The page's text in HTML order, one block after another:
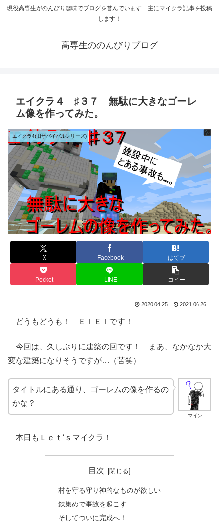
現役高専生がのんびり趣味でブログを営んでいます 主にマイクラ記事を投稿
します！
高専生ののんびりブログ
エイクラ４ ♯３７ 無駄に大きなゴーレ
ム像を作ってみた。
エイクラ4(旧サバイバルシリーズ)
X Facebook はてブ
Pocket LINE コピー
2020.04.25 2021.06.26
どうもどうも！ ＥＩＥＩです！
今回は、久しぶりに建築の回です！ まあ、なかなか大
変な建築になりそうですが…（苦笑）
マイン
タイトルにある通り、ゴーレムの像を作るの
かな？
本日もＬｅｔ‘ｓマイクラ！
目次
村を守る守り神的なものが欲しい
鉄集めで事故を起こす
そしてついに完成へ！